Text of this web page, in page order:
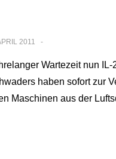
2011
Wartezeit nun
haben sofort zur
Maschinen aus der